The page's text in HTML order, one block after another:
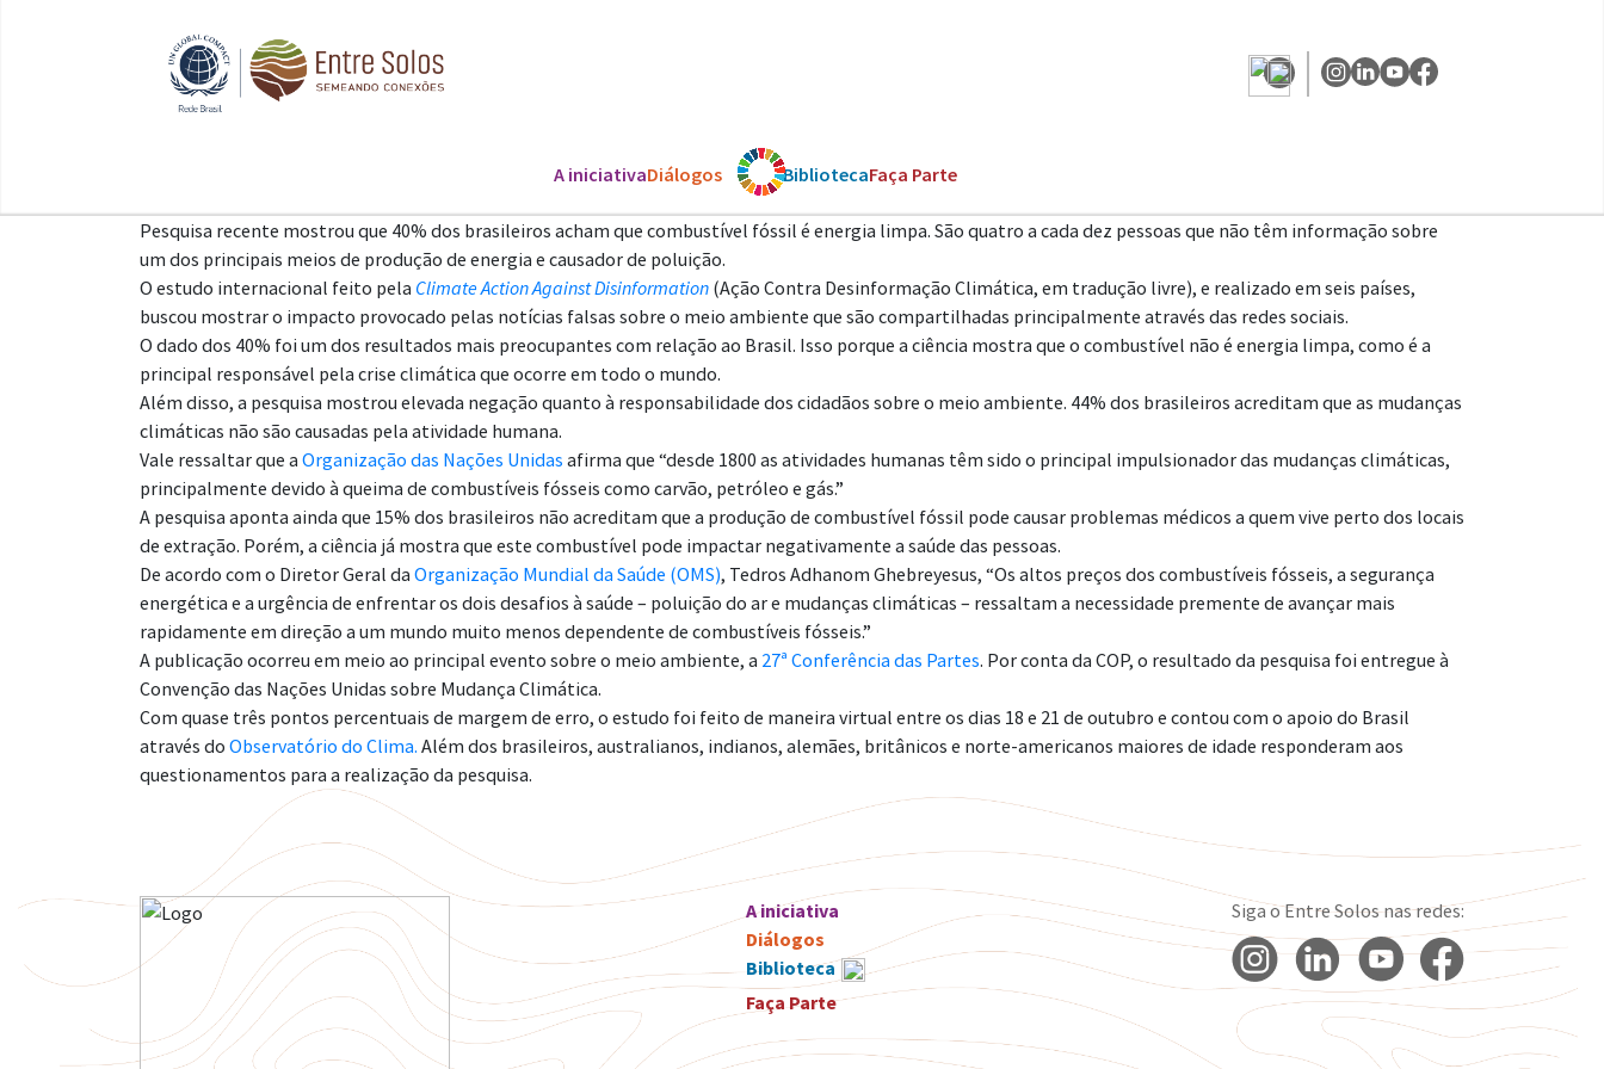
A iniciativaDiálogos Os ODSBibliotecaFaça Parte
Pesquisa recente mostrou que 40% dos brasileiros acham que combustível fóssil é energia limpa. São quatro a cada dez pessoas que não têm informação sobre
um dos principais meios de produção de energia e causador de poluição.
O estudo internacional feito pela Climate Action Against Disinformation (Ação Contra Desinformação Climática, em tradução livre), e realizado em seis países,
buscou mostrar o impacto provocado pelas notícias falsas sobre o meio ambiente que são compartilhadas principalmente através das redes sociais.
O dado dos 40% foi um dos resultados mais preocupantes com relação ao Brasil. Isso porque a ciência mostra que o combustível não é energia limpa, como é a
principal responsável pela crise climática que ocorre em todo o mundo.
Além disso, a pesquisa mostrou elevada negação quanto à responsabilidade dos cidadãos sobre o meio ambiente. 44% dos brasileiros acreditam que as mudanças
climáticas não são causadas pela atividade humana.
Vale ressaltar que a Organização das Nações Unidas afirma que “desde 1800 as atividades humanas têm sido o principal impulsionador das mudanças climáticas,
principalmente devido à queima de combustíveis fósseis como carvão, petróleo e gás.”
A pesquisa aponta ainda que 15% dos brasileiros não acreditam que a produção de combustível fóssil pode causar problemas médicos a quem vive perto dos locais
de extração. Porém, a ciência já mostra que este combustível pode impactar negativamente a saúde das pessoas.
De acordo com o Diretor Geral da Organização Mundial da Saúde (OMS), Tedros Adhanom Ghebreyesus, “Os altos preços dos combustíveis fósseis, a segurança
energética e a urgência de enfrentar os dois desafios à saúde – poluição do ar e mudanças climáticas – ressaltam a necessidade premente de avançar mais
rapidamente em direção a um mundo muito menos dependente de combustíveis fósseis.”
A publicação ocorreu em meio ao principal evento sobre o meio ambiente, a 27ª Conferência das Partes. Por conta da COP, o resultado da pesquisa foi entregue à
Convenção das Nações Unidas sobre Mudança Climática.
Com quase três pontos percentuais de margem de erro, o estudo foi feito de maneira virtual entre os dias 18 e 21 de outubro e contou com o apoio do Brasil
através do Observatório do Clima. Além dos brasileiros, australianos, indianos, alemães, britânicos e norte-americanos maiores de idade responderam aos
questionamentos para a realização da pesquisa.
A iniciativa
Diálogos
Biblioteca
Faça Parte
Siga o Entre Solos nas redes: